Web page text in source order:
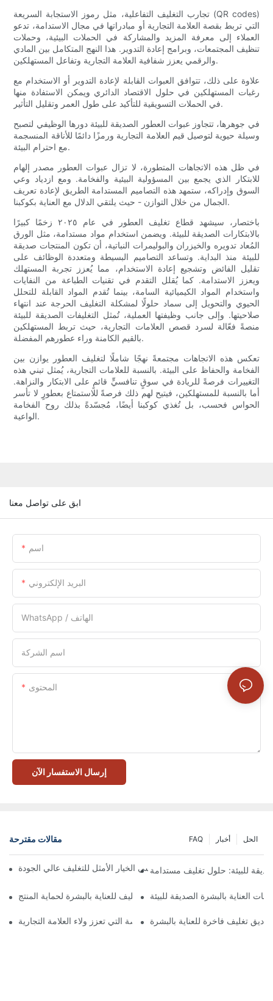
تجارب التغليف التفاعلية، مثل رموز الاستجابة السريعة (QR codes)
التي تربط بقصة العلامة التجارية أو مبادراتها في مجال الاستدامة، تدعو
العملاء إلى معرفة المزيد والمشاركة في الحملات البيئية، وحملات
تنظيف المجتمعات، وبرامج إعادة التدوير. هذا النهج المتكامل بين المادي
والرقمي يعزز شفافية العلامة التجارية وتفاعل المستهلكين.
علاوة على ذلك، تتوافق العبوات القابلة لإعادة التدوير أو الاستخدام مع
رغبات المستهلكين في حلول الاقتصاد الدائري ويمكن الاستفادة منها
في الحملات التسويقية للتأكيد على طول العمر وتقليل التأثير.
في جوهرها، تتجاوز عبوات العطور الصديقة للبيئة دورها الوظيفي لتصبح
وسيلة حيوية لتوصيل قيم العلامة التجارية ورمزًا دائمًا للأناقة المنسجمة
مع احترام البيئة.
في ظل هذه الاتجاهات المتطورة، لا تزال عبوات العطور مصدر إلهام
للابتكار الذي يجمع بين المسؤولية البيئية والفخامة. ومع ازدياد وعي
السوق وإدراكه، ستمهد هذه التصاميم المستدامة الطريق لإعادة تعريف
الجمال من خلال التوازن - حيث يلتقي الدلال مع العناية بكوكبنا.
باختصار، سيشهد قطاع تغليف العطور في عام ٢٠٢٥ زخمًا كبيرًا
بالابتكارات الصديقة للبيئة. ويضمن استخدام مواد مستدامة، مثل الورق
المُعاد تدويره والخيزران والبوليمرات النباتية، أن تكون المنتجات صديقة
للبيئة منذ البداية. وتساعد التصاميم البسيطة ومتعددة الوظائف على
تقليل الفائض وتشجيع إعادة الاستخدام، مما يُعزز تجربة المستهلك
ويعزز الاستدامة. كما يُقلل التقدم في تقنيات الطباعة من النفايات
واستخدام المواد الكيميائية السامة، بينما تُقدم المواد القابلة للتحلل
الحيوي والتحويل إلى سماد حلولًا لمشكلة التغليف الحرجة عند انتهاء
صلاحيتها. وإلى جانب وظيفتها العملية، تُمثل التغليفات الصديقة للبيئة
منصةً فعّالة لسرد قصص العلامات التجارية، حيث تربط المستهلكين
بالقيم الكامنة وراء عطورهم المفضلة.
تعكس هذه الاتجاهات مجتمعةً نهجًا شاملًا لتغليف العطور يوازن بين
الفخامة والحفاظ على البيئة. بالنسبة للعلامات التجارية، يُمثل تبني هذه
التغييرات فرصةً للريادة في سوقٍ تنافسيٍّ قائمٍ على الابتكار والنزاهة.
أما بالنسبة للمستهلكين، فيتيح لهم ذلك فرصةً للاستمتاع بعطورٍ لا تأسر
الحواس فحسب، بل تُغذي كوكبنا أيضًا، مُجسّدةً بذلك روح الفخامة
الواعية.
ابق على تواصل معنا
اسم
البريد الإلكتروني
WhatsApp / الهاتف
اسم الشركة
المحتوى
إرسال الاستفسار الآن
مقالات مقترحة الحل أخبار FAQ
تُعدّ الصناديق ذات الإغلاق المغناطيسي الخيار الأمثل للتغليف عالي الجودة
للبيئة: حلول تغليف مستدامة
كيفية اختيار أفضل صندوق تغليف للعناية بالبشرة لحماية المنتج
العناية بالبشرة الصديقة للبيئة
صناديق تغليف العناية بالبشرة المخصصة التي تعزز ولاء العلامة التجارية
تغليف فاخرة للعناية بالبشرة